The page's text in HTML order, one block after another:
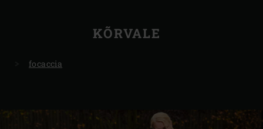
KÕRVALE
focaccia